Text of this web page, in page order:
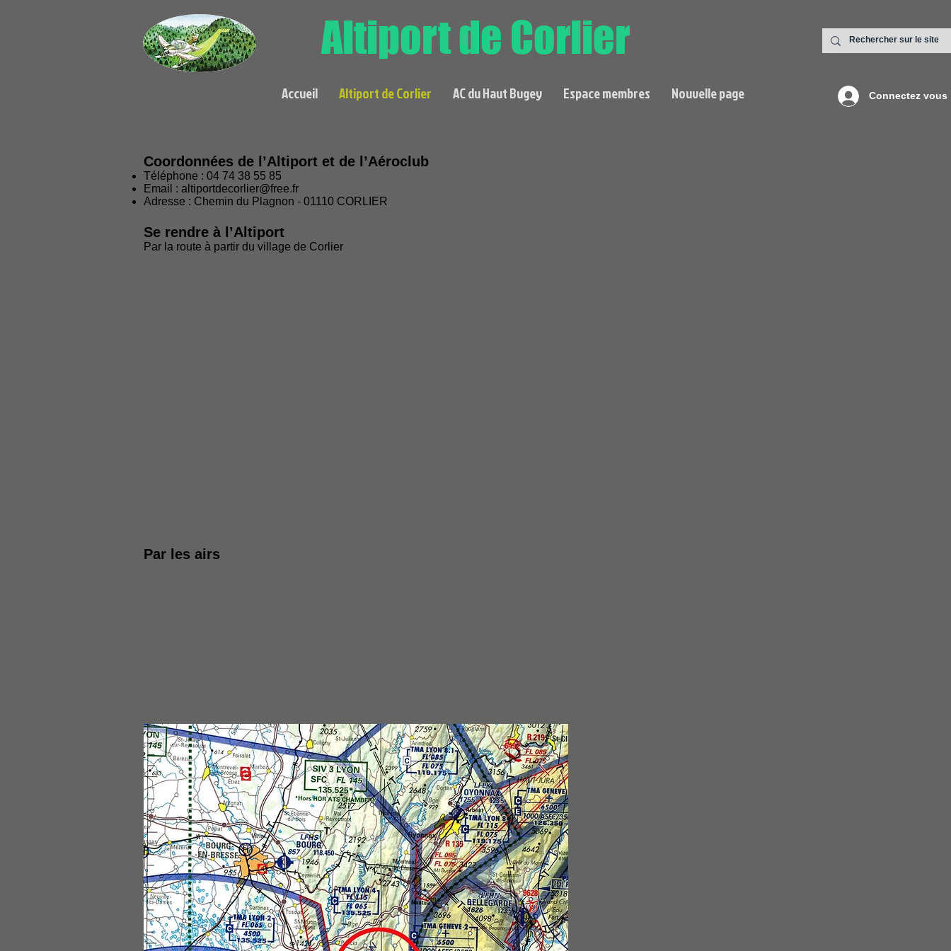
Altiport de Corlier
Accueil Altiport de Corlier AC du Haut Bugey Espace membres Nouvelle page Connectez vous
Coordonnées de l’Altiport et de l’Aéroclub
Téléphone : 04 74 38 55 85
Email : altiportdecorlier@free.fr
Adresse : Chemin du Plagnon - 01110 CORLIER
Se rendre à l’Altiport
Par la route à partir du village de Corlier
Par les airs